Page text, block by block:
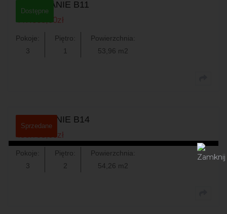
Dostępne
MIESZKANIE B11
447.868,00zł
Pokoje:
3
Piętro:
1
Powierzchnia:
53,96 m2
Sprzedane
MIESZKANIE B14
436.793,00zł
Pokoje:
3
Piętro:
2
Powierzchnia:
54,26 m2